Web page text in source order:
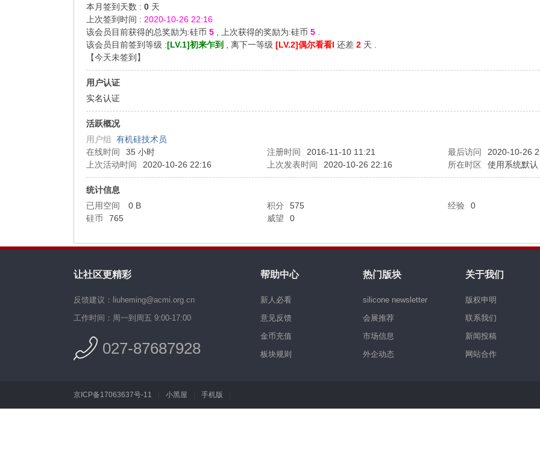
本月签到天数 : 0 天
上次签到时间 : 2020-10-26 22:16
该会员目前获得的总奖励为:硅币 5 , 上次获得的奖励为:硅币 5 .
该会员目前签到等级 :[LV.1]初来乍到 , 离下一等级 [LV.2]偶尔看看I 还差 2 天 .
【今天未签到 】
用户认证
实名认证
活跃概况
用户组 有机硅技术员
在线时间
35 小时 注册时间 2016-11-10 11:21 最后访问
2020-10-26
上次活动时间
2020-10-26 22:16 上次发表时间 2020-10-26 22:16 所在时区 使用系统默认
统计信息
已用空间
0 B 积分 575 经验
0
硅币
765 威望 0
让社区更精彩
反馈建议：liuheming@acmi.org.cn
工作时间：周一到周五 9:00-17:00
027-87687928
帮助中心
新人必看
意见反馈
金币充值
板块规则
热门版块
silicone newsletter
会展推荐
市场信息
外企动态
关于我们
版权申明
联系我们
新闻投稿
网站合作
京ICP备17063637号-11 小黑屋 手机版